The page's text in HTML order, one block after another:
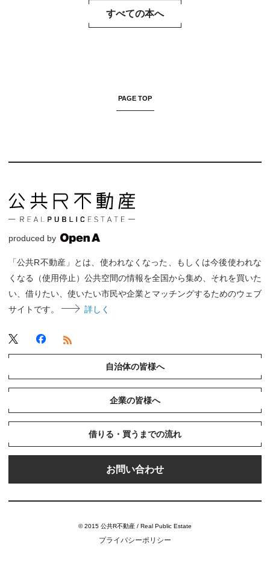
すべての本へ
PAGE TOP
produced by
「公共R不動産」とは、使われなくなった、もしくは今後使われな
くなる（使用停止）公共空間の情報を全国から集め、それを買いた
い、借りたい、使いたい市民や企業とマッチングするためのウェブ
サイトです。
詳しく
自治体の皆様へ
企業の皆様へ
借りる・買うまでの流れ
お問い合わせ
© 2015 公共R不動産 / Real Public Estate
プライバシーポリシー